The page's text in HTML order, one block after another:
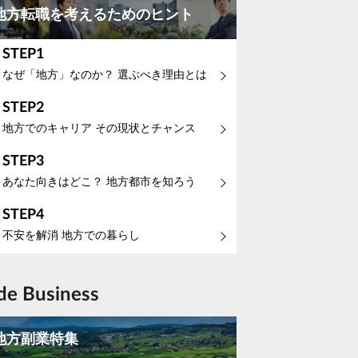
方転職を考えるためのヒント
STEP1
なぜ「地方」なのか？ 選ぶべき理由とは
STEP2
地方でのキャリア その現状とチャンス
STEP3
あなた向きはどこ？ 地方都市を知ろう
STEP4
不安を解消 地方での暮らし
Business
方副業特集